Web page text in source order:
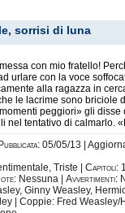
sorrisi di luna
con mio fratello!
urlare con la voce
alla ragazza in
le lacrime sono briciole
peggiori» gli disse
nel tentativo di calmarlo.
Pubblicata: 05/05/13 |
Triste | Capitoli:
Nessuna | Avvertimenti:
Ginny Weasley,
| Coppie: Fred Weasley/